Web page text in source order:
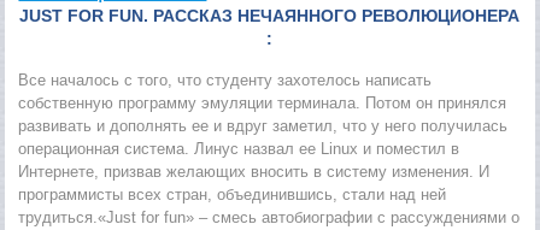
JUST FOR FUN. РАССКАЗ НЕЧАЯННОГО РЕВОЛЮЦИОНЕРА
:
Все началось с того, что студенту захотелось написать
собственную программу эмуляции терминала. Потом он принялся
развивать и дополнять ее и вдруг заметил, что у него получилась
операционная система. Линус назвал ее Linux и поместил в
Интернете, призвав желающих вносить в систему изменения. И
программисты всех стран, объединившись, стали над ней
трудиться.«Just for fun» – смесь автобиографии с рассуждениями о